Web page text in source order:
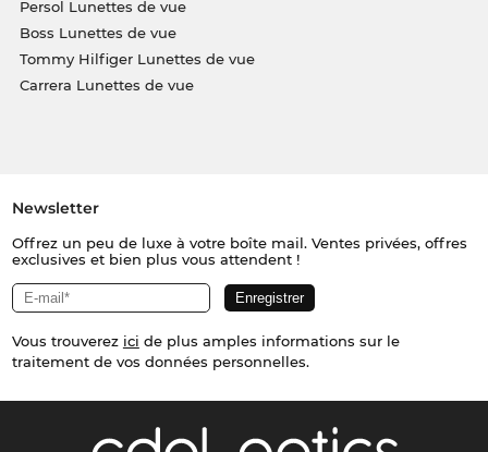
Persol Lunettes de vue
Boss Lunettes de vue
Tommy Hilfiger Lunettes de vue
Carrera Lunettes de vue
Newsletter
Offrez un peu de luxe à votre boîte mail. Ventes privées, offres
exclusives et bien plus vous attendent !
Vous trouverez ici de plus amples informations sur le
traitement de vos données personnelles.